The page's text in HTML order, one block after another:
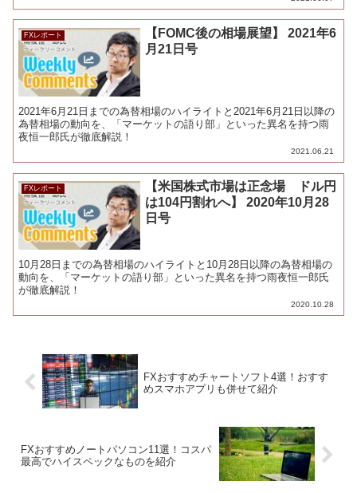
FXレポート
【FOMC後の相場展望】 2021年6
月21日号
2021年6月21日までの為替相場のハイライトと2021年6月21日以降の
為替相場の動向を、「マーケットの語り部」といった異名を持つ雨
夜恒一郎氏が徹底解説！
2021.06.21
FXレポート
【米国株式市場は正念場 ドル円
は104円割れへ】 2020年10月28
日号
10月28日までの為替相場のハイライトと10月28日以降の為替相場の
動向を、「マーケットの語り部」といった異名を持つ雨夜恒一郎氏
が徹底解説！
2020.10.28
FXおすすめチャートソフト4選！おすす
めスマホアプリも併せて紹介
FXおすすめノートパソコン11選！コスパ
最高でハイスペックなものを紹介